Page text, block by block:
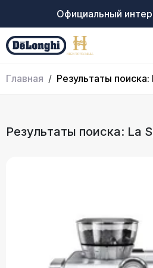
Официальный
Главная Результаты поиска:
Результаты поиска: La